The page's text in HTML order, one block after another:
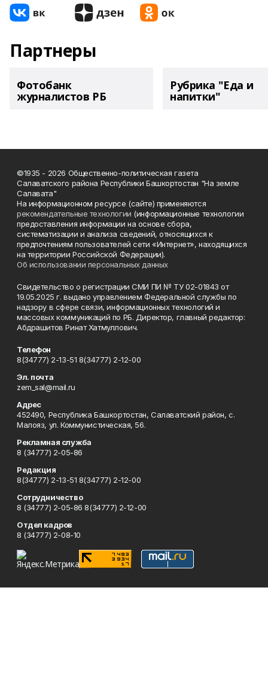
Партнеры
Фотобанк
журналистов РБ
Рубрика "Еда и
напитки"
©1935 - 2026 Общественно-политическая газета
Салаватского района Республики Башкортостан "На земле
Салавата"
На информационном ресурсе (сайте) применяются
рекомендательные технологии (информационные технологии
предоставления информации на основе сбора,
систематизации и анализа сведений, относящихся к
предпочтениям пользователей сети «Интернет», находящихся
на территории Российской Федерации).
Об использовании персональных данных
Свидетельство о регистрации СМИ ПИ № ТУ 02-01843 от
19.05.2025 г. выдано управлением Федеральной службы по
надзору в сфере связи, информационных технологий и
массовых коммуникаций по РБ. Директор, главный редактор:
Абдрашитов Ринат Хатмуллович.
Телефон
8(34777) 2-13-51 8(34777) 2-12-00
Эл. почта
zem_sal@mail.ru
Адрес
452490, Республика Башкортостан, Салаватский район, с.
Малояз, ул. Коммунистическая, 56.
Рекламная служба
8 (34777) 2-05-86
Редакция
8(34777) 2-13-51 8(34777) 2-12-00
Сотрудничество
8 (34777) 2-05-86 8(34777) 2-12-00
Отдел кадров
8 (34777) 2-08-10